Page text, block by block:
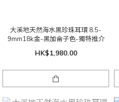
大溪地天然海水黑珍珠耳環 8.5-
9mm18k金-黑加侖子色-獨特推介
HK$1,980.00